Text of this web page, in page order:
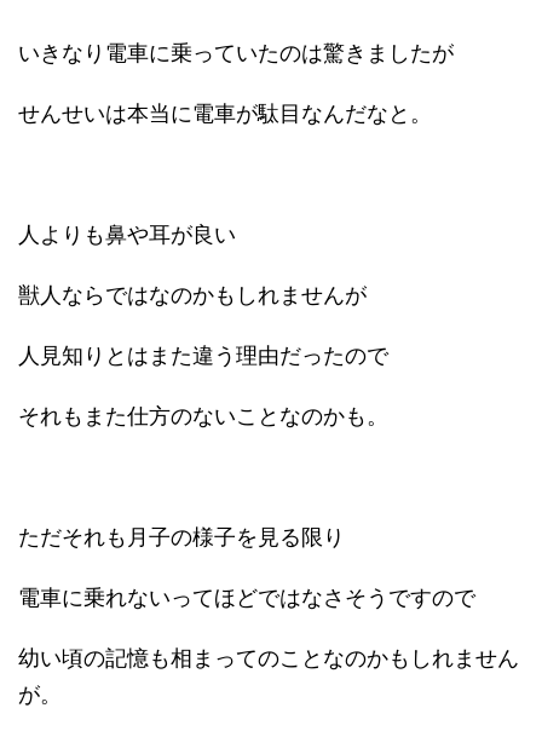
いきなり電車に乗っていたのは驚きましたが
せんせいは本当に電車が駄目なんだなと。
人よりも鼻や耳が良い
獣人ならではなのかもしれませんが
人見知りとはまた違う理由だったので
それもまた仕方のないことなのかも。
ただそれも月子の様子を見る限り
電車に乗れないってほどではなさそうですので
幼い頃の記憶も相まってのことなのかもしれません
が。